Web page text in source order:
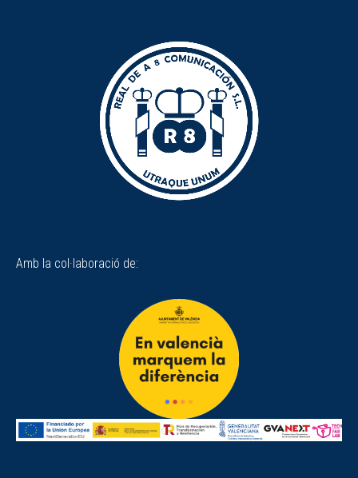
Amb la col·laboració de: